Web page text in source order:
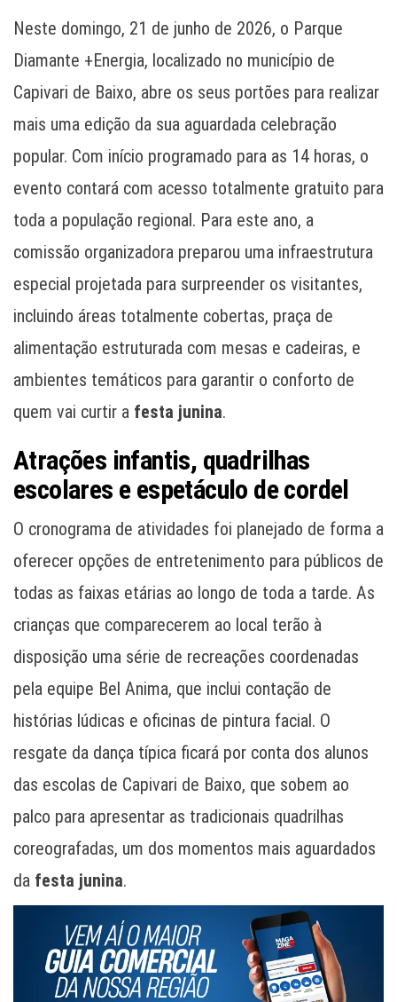
Neste domingo, 21 de junho de 2026, o Parque
Diamante +Energia, localizado no município de
Capivari de Baixo, abre os seus portões para realizar
mais uma edição da sua aguardada celebração
popular. Com início programado para as 14 horas, o
evento contará com acesso totalmente gratuito para
toda a população regional. Para este ano, a
comissão organizadora preparou uma infraestrutura
especial projetada para surpreender os visitantes,
incluindo áreas totalmente cobertas, praça de
alimentação estruturada com mesas e cadeiras, e
ambientes temáticos para garantir o conforto de
quem vai curtir a festa junina.
Atrações infantis, quadrilhas
escolares e espetáculo de cordel
O cronograma de atividades foi planejado de forma a
oferecer opções de entretenimento para públicos de
todas as faixas etárias ao longo de toda a tarde. As
crianças que comparecerem ao local terão à
disposição uma série de recreações coordenadas
pela equipe Bel Anima, que inclui contação de
histórias lúdicas e oficinas de pintura facial. O
resgate da dança típica ficará por conta dos alunos
das escolas de Capivari de Baixo, que sobem ao
palco para apresentar as tradicionais quadrilhas
coreografadas, um dos momentos mais aguardados
da festa junina.